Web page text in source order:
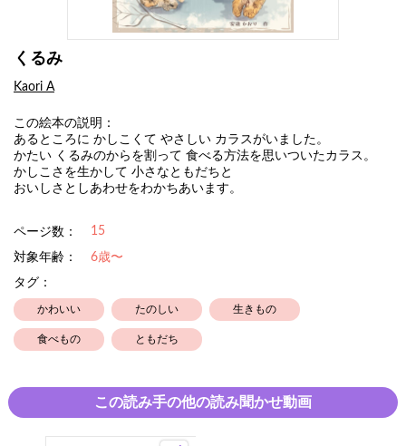
くるみ
Kaori A
この絵本の説明：
あるところに かしこくて やさしい カラスがいました。
かたい くるみのからを割って 食べる方法を思いついたカラス。
かしこさを生かして 小さなともだちと
おいしさとしあわせをわかちあいます。
ページ数： 15
対象年齢：
6歳〜
タグ：
かわいい たのしい 生きもの
食べもの ともだち
この読み手の他の読み聞かせ動画